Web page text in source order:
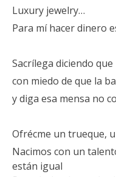
Luxury jewelry…
Para mí hacer dinero
Sacrílega diciendo
con miedo de que la
y diga esa mensa no
Ofrécme un trueque,
Nacimos con un
están igual